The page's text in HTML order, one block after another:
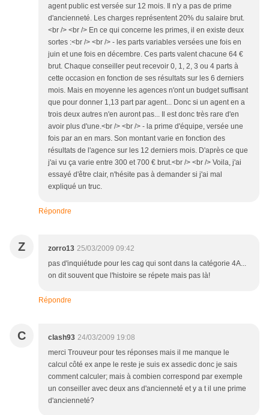
agent public est versée sur 12 mois. Il n'y a pas de prime
d'ancienneté. Les charges représentent 20% du salaire brut.
<br /> <br /> En ce qui concerne les primes, il en existe deux
sortes :<br /> <br /> - les parts variables versées une fois en
juin et une fois en décembre. Ces parts valent chacune 64 €
brut. Chaque conseiller peut recevoir 0, 1, 2, 3 ou 4 parts à
cette occasion en fonction de ses résultats sur les 6 derniers
mois. Mais en moyenne les agences n'ont un budget suffisant
que pour donner 1,13 part par agent... Donc si un agent en a
trois deux autres n'en auront pas... Il est donc très rare d'en
avoir plus d'une.<br /> <br /> - la prime d'équipe, versée une
fois par an en mars. Son montant varie en fonction des
résultats de l'agence sur les 12 derniers mois. D'après ce que
j'ai vu ça varie entre 300 et 700 € brut.<br /> <br /> Voila, j'ai
essayé d'être clair, n'hésite pas à demander si j'ai mal
expliqué un truc.
Répondre
Z zorro13 25/03/2009 09:42
pas d'inquiétude pour les cag qui sont dans la catégorie 4A...
on dit souvent que l'histoire se répete mais pas là!
Répondre
C clash93 24/03/2009 19:08
merci Trouveur pour tes réponses mais il me manque le
calcul côté ex anpe le reste je suis ex assedic donc je sais
comment calculer; mais à combien correspond par exemple
un conseiller avec deux ans d'ancienneté et y a t il une prime
d'ancienneté?